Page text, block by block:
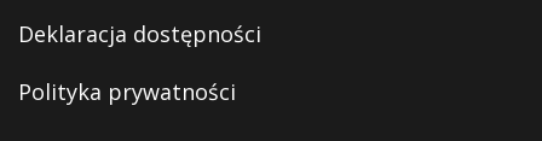
Deklaracja dostępności
Polityka prywatności